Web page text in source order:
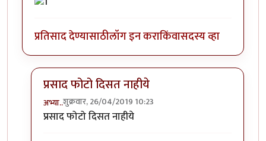
प्रतिसाद देण्यासाठीलॉग इन कराकिंवासदस्य व्हा
प्रसाद फोटो दिसत नाहीये
अभ्या..शुक्रवार, 26/04/2019 10:23
In reply to(No subject)
प्रसाद फोटो दिसत नाहीये